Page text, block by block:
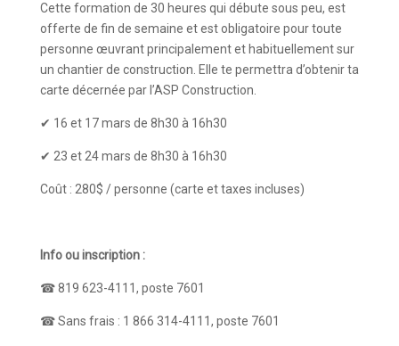
Cette formation de 30 heures qui débute sous peu, est
offerte de fin de semaine et est obligatoire pour toute
personne œuvrant principalement et habituellement sur
un chantier de construction. Elle te permettra d’obtenir ta
carte décernée par l’ASP Construction.
✔ 16 et 17 mars de 8h30 à 16h30
✔ 23 et 24 mars de 8h30 à 16h30
Coût : 280$ / personne (carte et taxes incluses)
Info ou inscription :
☎ 819 623-4111, poste 7601
☎ Sans frais : 1 866 314-4111, poste 7601